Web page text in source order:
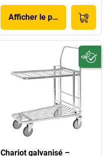
Afficher le produit
Chariot galvanisé –